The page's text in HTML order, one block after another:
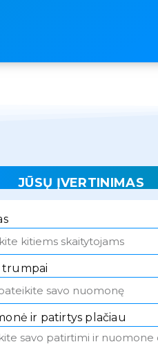
JŪSŲ ĮVERTINIMAS
trumpai
ir patirtys plačiau